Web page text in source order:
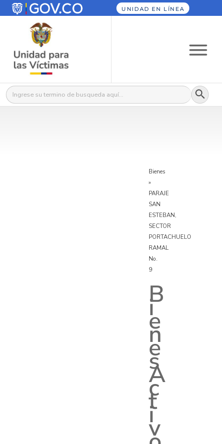
UNIDAD EN LÍNEA
Buscar: Botón
Bienes
»
PARAJE
SAN
ESTEBAN,
SECTOR
PORTACHUELO
RAMAL
No.
9
B
i
e
n
e
s
A
c
t
i
v